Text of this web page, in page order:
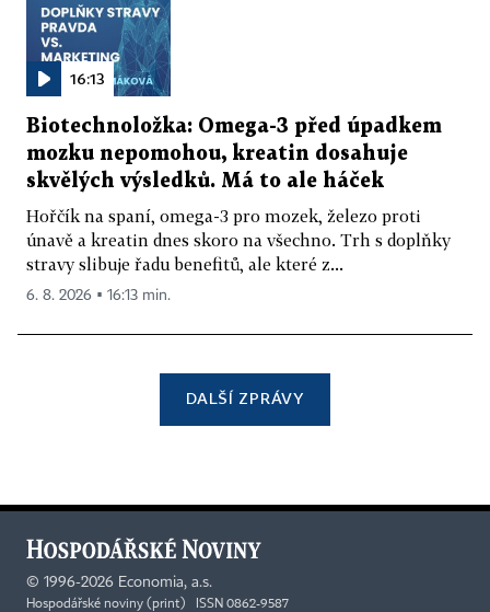
16:13
Biotechnoložka: Omega-3 před úpadkem
mozku nepomohou, kreatin dosahuje
skvělých výsledků. Má to ale háček
Hořčík na spaní, omega-3 pro mozek, železo proti
únavě a kreatin dnes skoro na všechno. Trh s doplňky
stravy slibuje řadu benefitů, ale které z...
6. 8. 2026 ▪ 16:13 min.
DALŠÍ ZPRÁVY
© 1996-2026 Economia, a.s.
Hospodářské noviny (print) ISSN 0862-9587